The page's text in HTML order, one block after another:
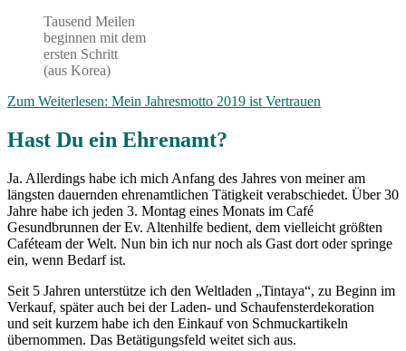
Tausend Meilen
beginnen mit dem
ersten Schritt
(aus Korea)
Zum Weiterlesen: Mein Jahresmotto 2019 ist Vertrauen
Hast Du ein Ehrenamt?
Ja. Allerdings habe ich mich Anfang des Jahres von meiner am
längsten dauernden ehrenamtlichen Tätigkeit verabschiedet. Über 30
Jahre habe ich jeden 3. Montag eines Monats im Café
Gesundbrunnen der Ev. Altenhilfe bedient, dem vielleicht größten
Caféteam der Welt. Nun bin ich nur noch als Gast dort oder springe
ein, wenn Bedarf ist.
Seit 5 Jahren unterstütze ich den Weltladen „Tintaya“, zu Beginn im
Verkauf, später auch bei der Laden- und Schaufensterdekoration
und seit kurzem habe ich den Einkauf von Schmuckartikeln
übernommen. Das Betätigungsfeld weitet sich aus.